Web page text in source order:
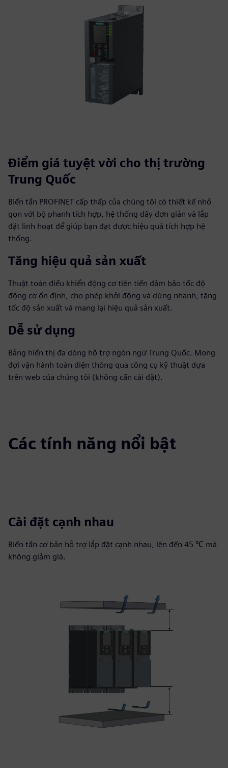
Điểm giá tuyệt vời cho thị trường
Trung Quốc
Biến tần PROFINET cấp thấp của chúng tôi có thiết kế nhỏ
gọn với bộ phanh tích hợp, hệ thống dây đơn giản và lắp
đặt linh hoạt để giúp bạn đạt được hiệu quả tích hợp hệ
thống.
Tăng hiệu quả sản xuất
Thuật toán điều khiển động cơ tiên tiến đảm bảo tốc độ
động cơ ổn định, cho phép khởi động và dừng nhanh, tăng
tốc độ sản xuất và mang lại hiệu quả sản xuất.
Dễ sử dụng
Bảng hiển thị đa dòng hỗ trợ ngôn ngữ Trung Quốc. Mong
đợi vận hành toàn diện thông qua công cụ kỹ thuật dựa
trên web của chúng tôi (không cần cài đặt).
Các tính năng nổi bật
Cài đặt cạnh nhau
Biến tần cơ bản hỗ trợ lắp đặt cạnh nhau, lên đến 45 ℃ mà
không giảm giá.